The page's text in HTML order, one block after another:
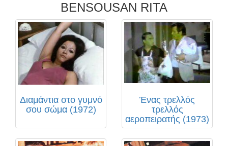
BENSOUSAN RITA
Διαμάντια στο γυμνό
σου σώμα (1972)
Ένας τρελλός
τρελλός
αεροπειρατής (1973)